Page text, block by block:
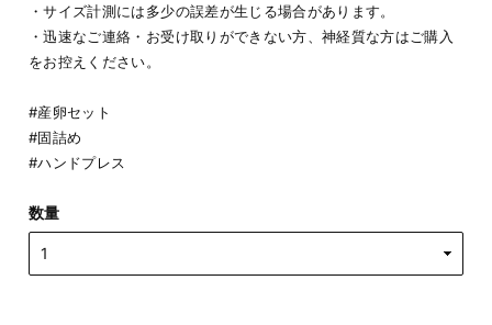
・サイズ計測には多少の誤差が生じる場合があります。
・迅速なご連絡・お受け取りができない方、神経質な方はご購入
をお控えください。
#産卵セット
#固詰め
#ハンドプレス
数量